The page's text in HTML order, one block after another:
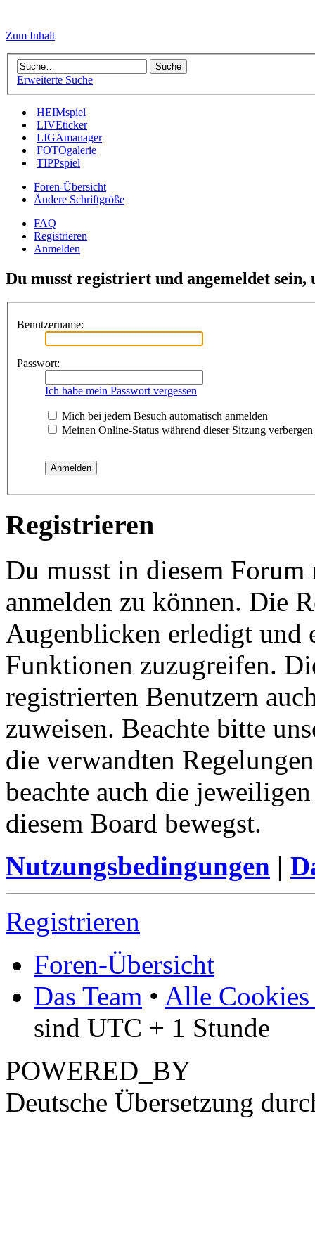
Zum Inhalt
Erweiterte Suche
HEIMspiel
LIVEticker
LIGAmanager
FOTOgalerie
TIPPspiel
Foren-Übersicht
Ändere Schriftgröße
FAQ
Registrieren
Anmelden
Du musst registriert und angemeldet
Benutzername:
Passwort:
Ich habe mein Passwort vergessen
Mich bei jedem Besuch automatisch anmelden
Meinen Online-Status während dieser Sitzung verbergen
Registrieren
Du musst in diesem
anmelden zu können. Die
Augenblicken erledigt und
Funktionen zuzugreifen.
registrierten Benutzern
zuweisen. Beachte bitte
die verwandten
beachte auch die
diesem Board bewegst.
Nutzungsbedingungen |
Registrieren
Foren-Übersicht
Das Team • Alle Cookies
sind UTC + 1 Stunde
POWERED_BY
Deutsche Übersetzung